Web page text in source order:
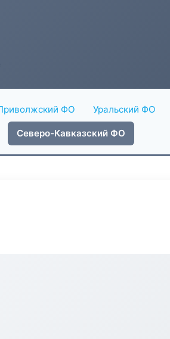
ФО Уральский ФО
Северо-Кавказский ФО